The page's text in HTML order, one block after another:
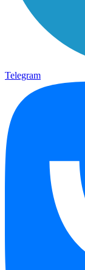
Telegram